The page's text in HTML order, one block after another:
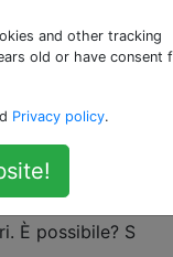
e spesso i
si
È possibile? S
and other tracking
old or have consent
Privacy policy.